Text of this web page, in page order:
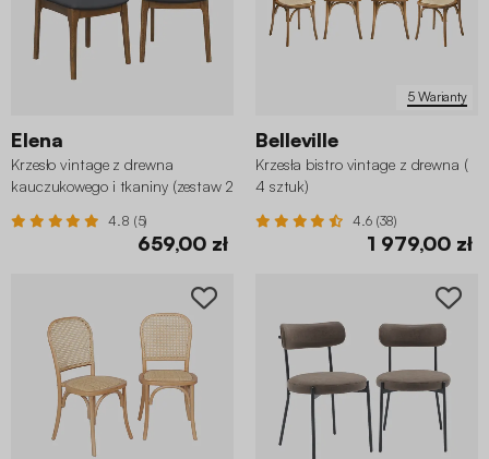
Elena
Krzesło vintage z drewna
kauczukowego i tkaniny (zestaw 2
4.8 (5)
659,00 zł
5 Warianty
Belleville
Krzesła bistro vintage z drewna (
4 sztuk)
4.6 (38)
1 979,00 zł